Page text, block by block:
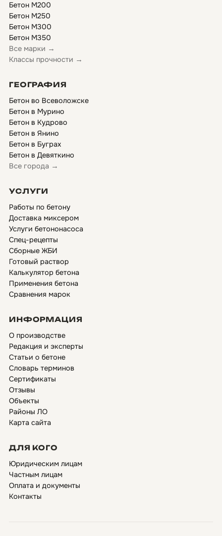
Бетон М200
Бетон М250
Бетон М300
Бетон М350
Все марки →
Классы прочности →
ГЕОГРАФИЯ
Бетон во Всеволожске
Бетон в Мурино
Бетон в Кудрово
Бетон в Янино
Бетон в Буграх
Бетон в Девяткино
Все города →
УСЛУГИ
Работы по бетону
Доставка миксером
Услуги бетононасоса
Спец-рецепты
Сборные ЖБИ
Готовый раствор
Калькулятор бетона
Применения бетона
Сравнения марок
ИНФОРМАЦИЯ
О производстве
Редакция и эксперты
Статьи о бетоне
Словарь терминов
Сертификаты
Отзывы
Объекты
Районы ЛО
Карта сайта
ДЛЯ КОГО
Юридическим лицам
Частным лицам
Оплата и документы
Контакты